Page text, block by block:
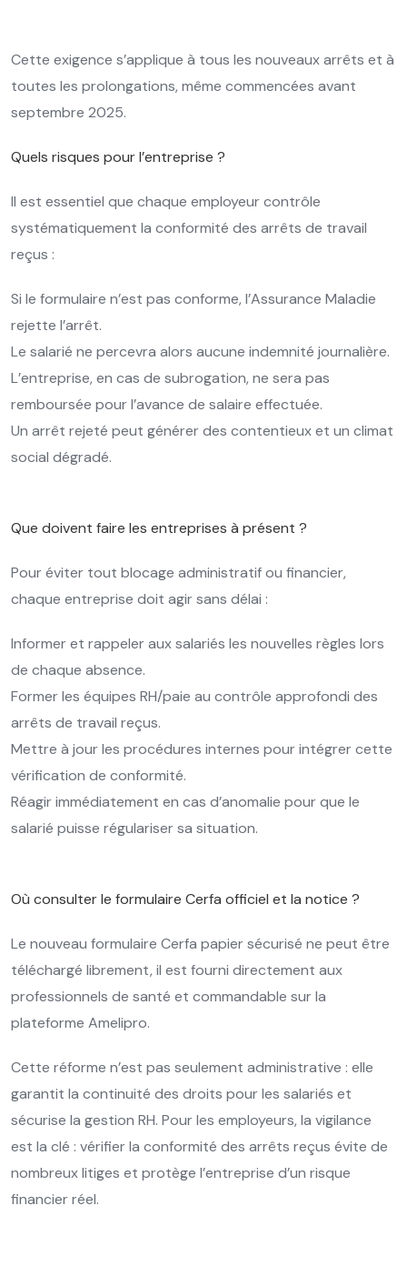
Cette exigence s’applique à tous les nouveaux arrêts et à
toutes les prolongations, même commencées avant
septembre 2025.
Quels risques pour l’entreprise ?
Il est essentiel que chaque employeur contrôle
systématiquement la conformité des arrêts de travail
reçus :
Si le formulaire n’est pas conforme, l’Assurance Maladie
rejette l’arrêt.
Le salarié ne percevra alors aucune indemnité journalière.
L’entreprise, en cas de subrogation, ne sera pas
remboursée pour l’avance de salaire effectuée.
Un arrêt rejeté peut générer des contentieux et un climat
social dégradé.
Que doivent faire les entreprises à présent ?
Pour éviter tout blocage administratif ou financier,
chaque entreprise doit agir sans délai :
Informer et rappeler aux salariés les nouvelles règles lors
de chaque absence.
Former les équipes RH/paie au contrôle approfondi des
arrêts de travail reçus.
Mettre à jour les procédures internes pour intégrer cette
vérification de conformité.
Réagir immédiatement en cas d’anomalie pour que le
salarié puisse régulariser sa situation.
Où consulter le formulaire Cerfa officiel et la notice ?
Le nouveau formulaire Cerfa papier sécurisé ne peut être
téléchargé librement, il est fourni directement aux
professionnels de santé et commandable sur la
plateforme Amelipro.
Cette réforme n’est pas seulement administrative : elle
garantit la continuité des droits pour les salariés et
sécurise la gestion RH. Pour les employeurs, la vigilance
est la clé : vérifier la conformité des arrêts reçus évite de
nombreux litiges et protège l’entreprise d’un risque
financier réel.